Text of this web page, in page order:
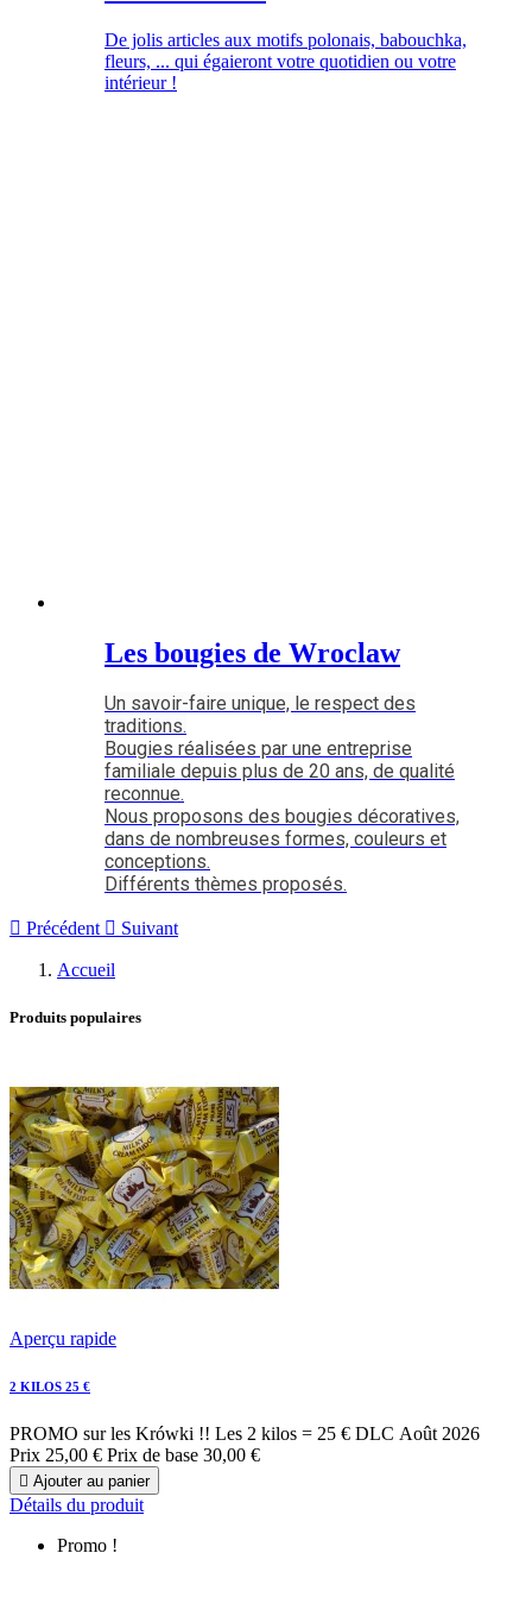
De jolis articles aux motifs polonais, babouchka,
fleurs, ... qui égaieront votre quotidien ou votre
intérieur !
Les bougies de Wroclaw
Un savoir-faire unique, le respect des
traditions.
Bougies réalisées par une entreprise
familiale depuis plus de 20 ans, de qualité
reconnue.
Nous proposons des bougies décoratives,
dans de nombreuses formes, couleurs et
conceptions.
Différents thèmes proposés.
 Précédent  Suivant
Accueil
Produits populaires
Aperçu rapide
2 KILOS 25 €
PROMO sur les Krówki !! Les 2 kilos = 25 € DLC Août 2026
Prix 25,00 € Prix de base 30,00 €
 Ajouter au panier
Détails du produit
Promo !